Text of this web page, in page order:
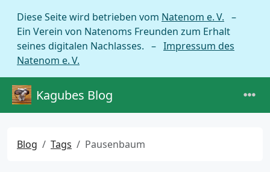
Diese Seite wird betrieben vom Natenom e. V. –
Ein Verein von Natenoms Freunden zum Erhalt
seines digitalen Nachlasses. – Impressum des
Natenom e. V.
Kagubes Blog
Blog Tags Pausenbaum